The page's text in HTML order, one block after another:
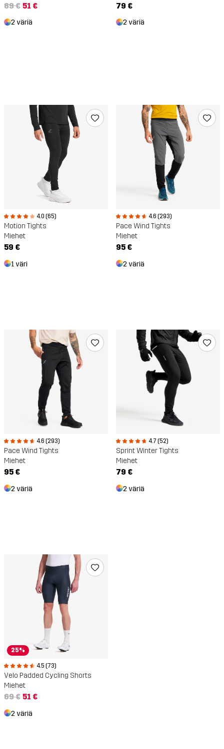
69 € 51 €
2 väriä
79 €
2 väriä
4.0 (65)
Motion Tights
Miehet
59 €
1 väri
4.6 (293)
Pace Wind Tights
Miehet
95 €
2 väriä
4.6 (293)
Pace Wind Tights
Miehet
95 €
2 väriä
4.7 (52)
Sprint Winter Tights
Miehet
79 €
2 väriä
25%
4.5 (73)
Velo Padded Cycling Shorts
Miehet
69 € 51 €
2 väriä